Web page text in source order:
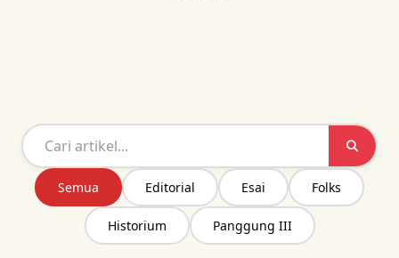
Semua Editorial Esai Folks
Historium Panggung III